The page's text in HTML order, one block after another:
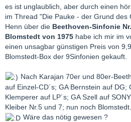
es ist unglaublich, aber durch einen
im Thread "Die Pauke - der Grund des
Henn über die Beethoven-Sinfonie
Blomstedt von 1975 habe ich mir im
einen unsagbar günstigen Preis von
Blomstedt-Box der 9Sinfonien gekauft.
Nach Karajan 70er und 80er-
auf Einzel-CD´s; GA Bernstein auf DG;
Klemperer auf LP´s; GA Szell auf
Kleiber Nr.5 und 7; nun noch Blomstedt.
Wäre das nötig gewesen ?